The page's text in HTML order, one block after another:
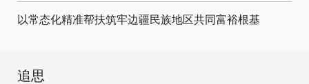
以常态化精准帮扶筑牢边疆民族地区共同富裕根基
追思